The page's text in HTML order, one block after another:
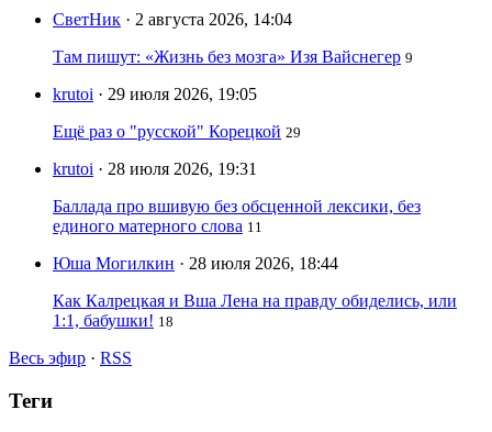
СветНик · 2 августа 2026, 14:04
Там пишут: «Жизнь без мозга» Изя Вайснегер 9
krutoi · 29 июля 2026, 19:05
Ещё раз о "русской" Корецкой 29
krutoi · 28 июля 2026, 19:31
Баллада про вшивую без обсценной лексики, без
единого матерного слова 11
Юша Могилкин · 28 июля 2026, 18:44
Как Калрецкая и Вша Лена на правду обиделись, или
1:1, бабушки! 18
Весь эфир · RSS
Теги